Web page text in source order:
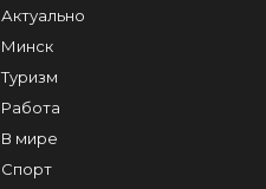
Актуально
Минск
Туризм
Работа
В мире
Спорт